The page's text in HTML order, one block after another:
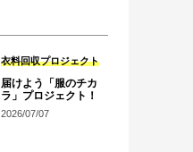
衣料回収プロジェクト
届けよう「服のチカ
ラ」プロジェクト！
2026/07/07